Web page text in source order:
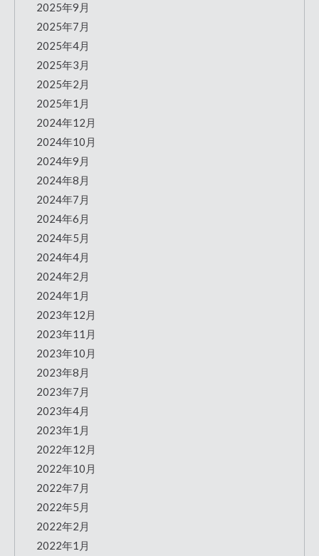
2025年9月
2025年7月
2025年4月
2025年3月
2025年2月
2025年1月
2024年12月
2024年10月
2024年9月
2024年8月
2024年7月
2024年6月
2024年5月
2024年4月
2024年2月
2024年1月
2023年12月
2023年11月
2023年10月
2023年8月
2023年7月
2023年4月
2023年1月
2022年12月
2022年10月
2022年7月
2022年5月
2022年2月
2022年1月